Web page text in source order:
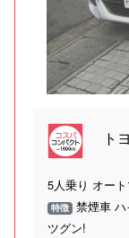
ト
5人乗り オー
特徴 禁煙車 ハ
ツグン!